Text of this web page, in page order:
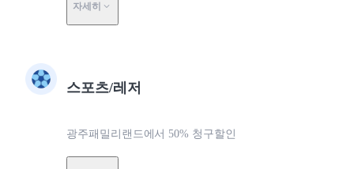
자세히
스포츠/레저
광주패밀리랜드에서 50% 청구할인